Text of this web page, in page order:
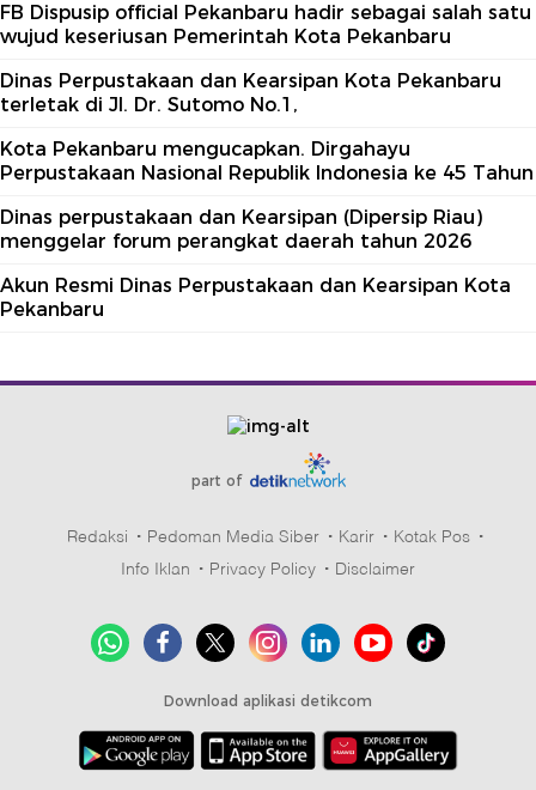
FB Dispusip official Pekanbaru hadir sebagai salah satu
wujud keseriusan Pemerintah Kota Pekanbaru
Dinas Perpustakaan dan Kearsipan Kota Pekanbaru
terletak di Jl. Dr. Sutomo No.1,
Kota Pekanbaru mengucapkan. Dirgahayu
Perpustakaan Nasional Republik Indonesia ke 45 Tahun
Dinas perpustakaan dan Kearsipan (Dipersip Riau)
menggelar forum perangkat daerah tahun 2026
Akun Resmi Dinas Perpustakaan dan Kearsipan Kota
Pekanbaru
part of
Redaksi Pedoman Media Siber Karir
Kotak Pos
Info Iklan
Privacy Policy Disclaimer
Download aplikasi detikcom